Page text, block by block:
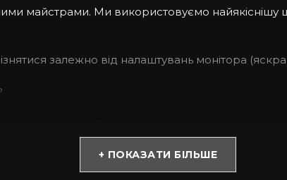
майстрами. Ми використовуємо
залежно від налаштувань монітора
за Ваш смартфон навіть під час
+ ПОКАЗАТИ БІЛЬШЕ